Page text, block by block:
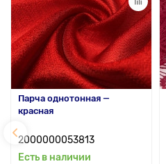
Парча однотонная —
красная
2000000053813
Есть в наличии